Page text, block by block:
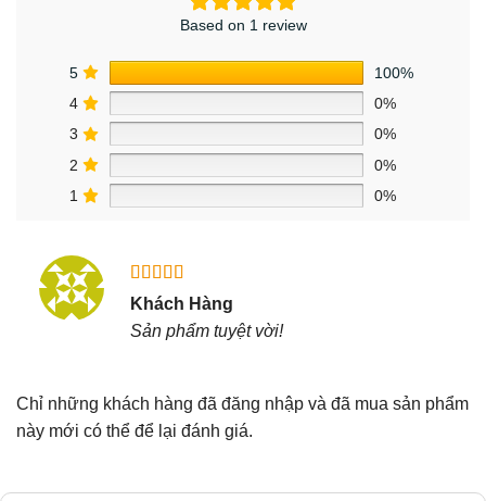
Based on 1 review
5
100%
4
0%
3
0%
2
0%
1
0%
Được xếp
hạng55
sao
Khách Hàng
Sản phẩm tuyệt vời!
Chỉ những khách hàng đã đăng nhập và đã mua sản phẩm
này mới có thể để lại đánh giá.